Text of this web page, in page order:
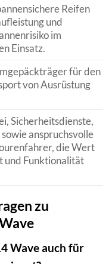
Reifen
und
im
Einsatz.
für den
von Ausrüstung
Sicherheitsdienste,
anspruchsvolle
die Wert
und Funktionalität
zu
Wave auch für